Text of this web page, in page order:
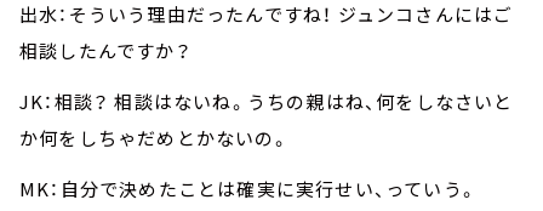
出水：そういう理由だったんですね！ ジュンコさんにはご
相談したんですか？
JK：相談？ 相談はないね。うちの親はね、何をしなさいと
か何をしちゃだめとかないの。
MK：自分で決めたことは確実に実行せい、っていう。